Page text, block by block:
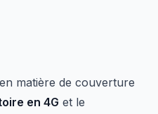
matière de couverture
en 4G et le